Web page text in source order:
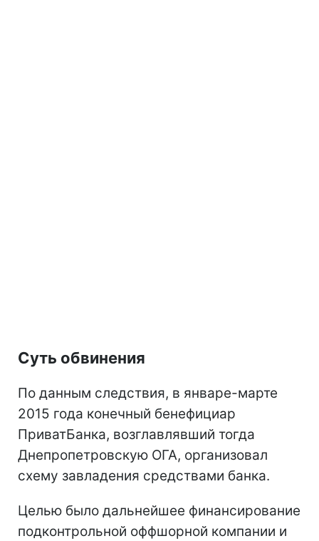
Суть обвинения
По данным следствия, в январе-марте
2015 года конечный бенефициар
ПриватБанка, возглавлявший тогда
Днепропетровскую ОГА, организовал
схему завладения средствами банка.
Целью было дальнейшее финансирование
подконтрольной оффшорной компании и